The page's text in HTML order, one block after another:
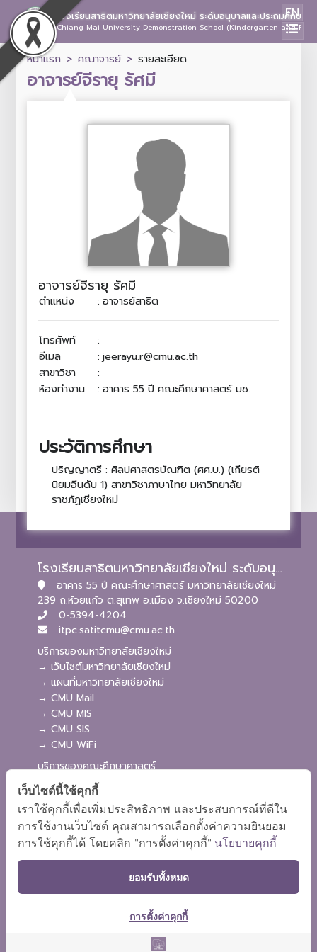
โรงเรียนสาธิตมหาวิทยาลัยเชียงใหม่ ระดับอนุบาลและประถมศึกษา
Chiang Mai University Demonstration School (Kindergarten and
EN
หน้าแรก คณาจารย์ รายละเอียด
อาจารย์จีรายุ รัศมี
อาจารย์จีรายุ รัศมี
ตำแหน่ง : อาจารย์สาธิต
โทรศัพท์
:
อีเมล
: jeerayu.r@cmu.ac.th
สาขาวิชา
:
ห้องทำงาน
: อาคาร 55 ปี คณะศึกษาศาสตร์ มช.
ประวัติการศึกษา
ปริญญาตรี : ศิลปศาสตรบัณฑิต (ศศ.บ.) (เกียรติ
นิยมอีนดับ 1) สาขาวิชาภาษาไทย มหาวิทยาลัย
ราชภัฏเชียงใหม่
โรงเรียนสาธิตมหาวิทยาลัยเชียงใหม่ ระดับอนุบาลและประถมศึกษา
อาคาร 55 ปี คณะศึกษาศาสตร์ มหาวิทยาลัยเชียงใหม่
239 ถ.ห้วยแก้ว ต.สุเทพ อ.เมือง จ.เชียงใหม่ 50200
0-5394-4204
itpc.satitcmu@cmu.ac.th
บริการของมหาวิทยาลัยเชียงใหม่
→ เว็บไซต์มหาวิทยาลัยเชียงใหม่
→ แผนที่มหาวิทยาลัยเชียงใหม่
→ CMU Mail
→ CMU MIS
→ CMU SIS
→ CMU WiFi
บริการของคณะศึกษาศาสตร์
→ เว็บไซต์คณะศึกษาศาสตร์
→ ระบบจัดการเว็บไซต์
→ ระบบ Admission
→ EDU MIS
→ EDU SIS
Copyright © 2018 EDU CMU All rights reserved.
เว็บไซต์นี้ใช้คุกกี้
เราใช้คุกกี้เพื่อเพิ่มประสิทธิภาพ และประสบการณ์ที่ดีใน
การใช้งานเว็บไซต์ คุณสามารถเลือกตั้งค่าความยินยอม
การใช้คุกกี้ได้ โดยคลิก "การตั้งค่าคุกกี้" นโยบายคุกกี้
ยอมรับทั้งหมด
การตั้งค่าคุกกี้